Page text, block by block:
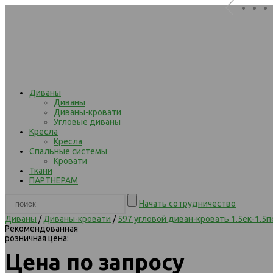
Диваны
Диваны
Диваны-кровати
Угловые диваны
Кресла
Кресла
Спальные системы
Кровати
Ткани
ПАРТНЕРАМ
Начать сотрудничество
Диваны /Диваны-кровати /597 угловой диван-кровать 1.5ек-
Рекомендованная
розничная цена:
Цена по запросу